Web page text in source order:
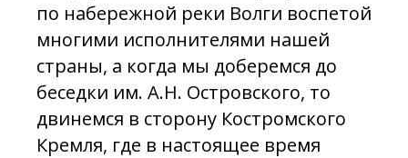
по набережной реки Волги воспетой
многими исполнителями нашей
страны, а когда мы доберемся до
беседки им. А.Н. Островского, то
двинемся в сторону Костромского
Кремля, где в настоящее время